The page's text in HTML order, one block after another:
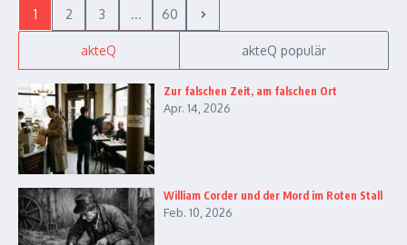
1 2 3 ... 60
akteQ akteQ populär
Zur falschen Zeit, am falschen Ort
Apr. 14, 2026
William Corder und der Mord im Roten Stall
Feb. 10, 2026